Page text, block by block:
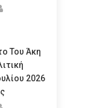
Του Άκη
2026